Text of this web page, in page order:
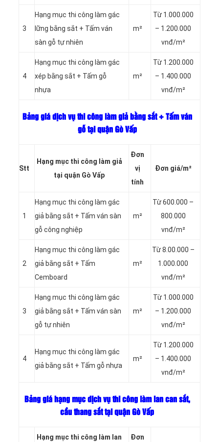
3
Hạng mục thi công làm gác
lững bằng sắt + Tấm ván
sàn gỗ tự nhiên
m²
Từ 1.000.000
– 1.200.000
vnđ/m²
4
Hạng mục thi công làm gác
xép bằng sắt + Tấm gỗ
nhựa
m²
Từ 1.200.000
– 1.400.000
vnđ/m²
Bảng giá dịch vụ thi công làm giả bằng sắt + Tấm ván
gỗ tại quận Gò Vấp
Stt
Hạng mục thi công làm giả
tại quận Gò Vấp
Đơn
vị
tính
Đơn giá/m²
1
Hạng mục thi công làm gác
giả bằng sắt + Tấm ván sàn
gỗ công nghiệp
m²
Từ 600.000 –
800.000
vnđ/m²
2
Hạng mục thi công làm gác
giả bằng sắt + Tấm
Cemboard
m²
Từ 8.00.000 –
1.000.000
vnđ/m²
3
Hạng mục thi công làm gác
giả bằng sắt + Tấm ván sàn
gỗ tự nhiên
m²
Từ 1.000.000
– 1.200.000
vnđ/m²
4
Hạng mục thi công làm gác
giả bằng sắt + Tấm gỗ nhựa
m²
Từ 1.200.000
– 1.400.000
vnđ/m²
Bảng giá hạng mục dịch vụ thi công làm lan can sắt,
cầu thang sắt tại quận Gò Vấp
Hạng mục thi công làm lan Đơn